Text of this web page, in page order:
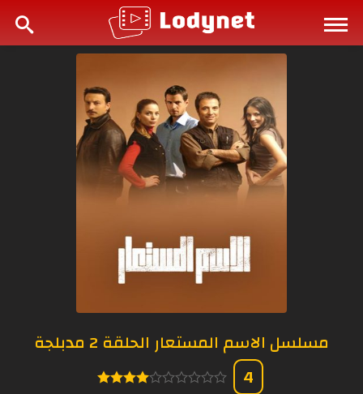
مسلسل الاسم المستعار الحلقة 2 مدبلجة
4